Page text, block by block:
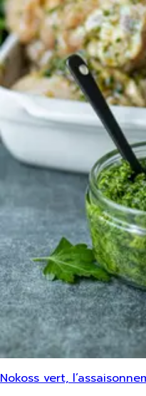
Nokoss vert,